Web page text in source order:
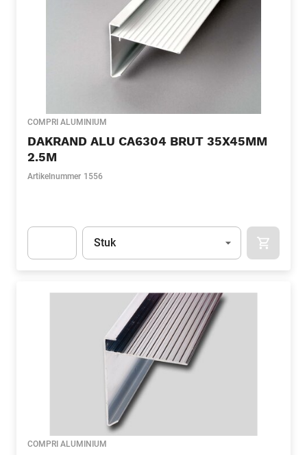
COMPRI ALUMINIUM
DAKRAND ALU CA6304 BRUT 35X45MM
2.5M
Artikelnummer 1556
Eenheid
Stuk
COMPRI ALUMINIUM